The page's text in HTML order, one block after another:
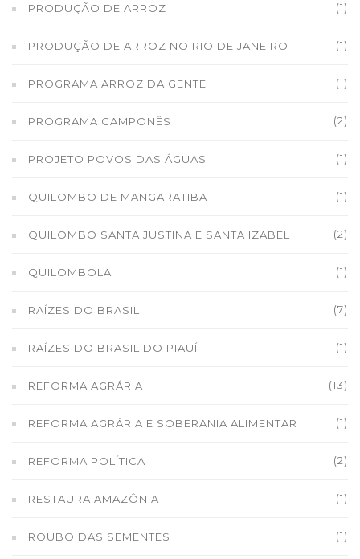
PRODUÇÃO DE ARROZ (1)
PRODUÇÃO DE ARROZ NO RIO DE JANEIRO (1)
PROGRAMA ARROZ DA GENTE (1)
PROGRAMA CAMPONÊS (2)
PROJETO POVOS DAS ÁGUAS (1)
QUILOMBO DE MANGARATIBA (1)
QUILOMBO SANTA JUSTINA E SANTA IZABEL (2)
QUILOMBOLA (1)
RAÍZES DO BRASIL (7)
RAÍZES DO BRASIL DO PIAUÍ (1)
REFORMA AGRÁRIA (13)
REFORMA AGRÁRIA E SOBERANIA ALIMENTAR (1)
REFORMA POLÍTICA (2)
RESTAURA AMAZÔNIA (1)
ROUBO DAS SEMENTES (1)